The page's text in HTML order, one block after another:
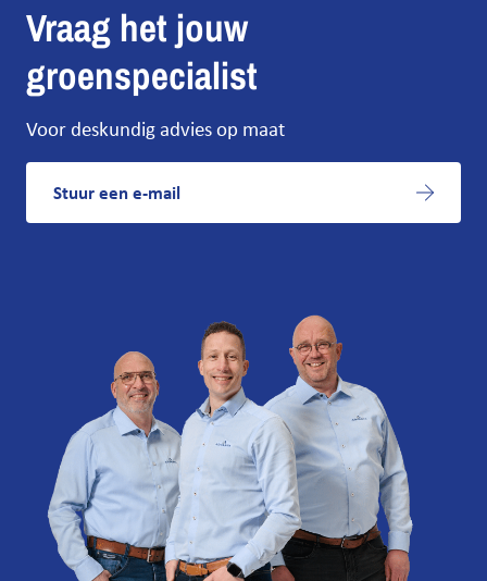
Van Iperen De Lier
De Lier
Dronten
Van Iperen Klazienaveen
Van Iperen Westmaas
Van Schagen Santpoort
Santpoort
W. van Maanen
Barneveld
Vraag het jouw
groenspecialist
Voor deskundig advies op maat
Stuur een e-mail